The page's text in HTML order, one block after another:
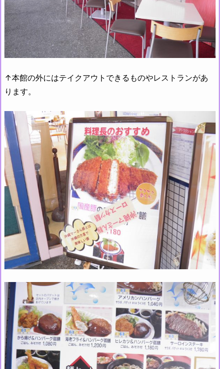
↑本館の外にはテイクアウトできるものやレストランがあ
ります。